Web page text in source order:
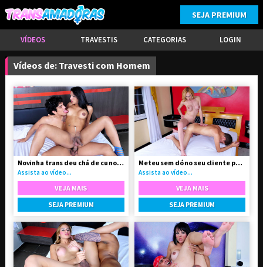
VÍDEOS TRAVESTIS CATEGORIAS LOGIN
SEJA PREMIUM
Vídeos de: Travesti com Homem
Novinha trans deu chá de cu no seu namorado
Assista ao vídeo...
VEJA MAIS
SEJA PREMIUM
Meteu sem dó no seu cliente passivo
Assista ao vídeo...
VEJA MAIS
SEJA PREMIUM